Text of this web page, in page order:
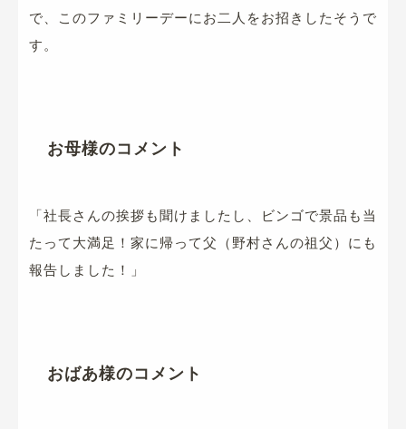
で、このファミリーデーにお二人をお招きしたそうで
す。
お母様のコメント
「社長さんの挨拶も聞けましたし、ビンゴで景品も当
たって大満足！家に帰って父（野村さんの祖父）にも
報告しました！」
おばあ様のコメント